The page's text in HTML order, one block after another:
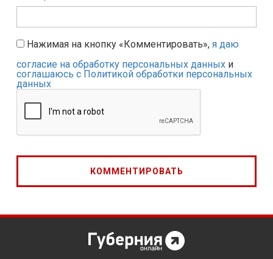
Нажимая на кнопку «Комментировать», я даю
согласие на обработку персональных данных и
соглашаюсь с Политикой обработки персональных
данных